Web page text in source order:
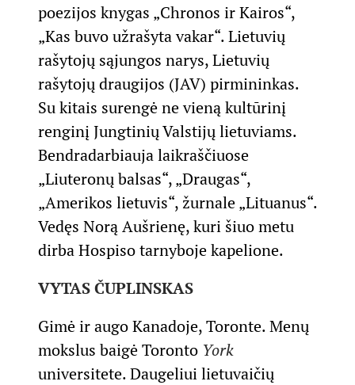
poezijos knygas „Chronos ir Kairos“,
„Kas buvo užrašyta vakar“. Lietuvių
rašytojų sąjungos narys, Lietuvių
rašytojų draugijos (JAV) pirmininkas.
Su kitais surengė ne vieną kultūrinį
renginį Jungtinių Valstijų lietuviams.
Bendradarbiauja laikraščiuose
„Liuteronų balsas“, „Draugas“,
„Amerikos lietuvis“, žurnale „Lituanus“.
Vedęs Norą Aušrienę, kuri šiuo metu
dirba Hospiso tarnyboje kapelione.
VYTAS ČUPLINSKAS
Gimė ir augo Kanadoje, Toronte. Menų
mokslus baigė Toronto York
universitete. Daugeliui lietuvaičių